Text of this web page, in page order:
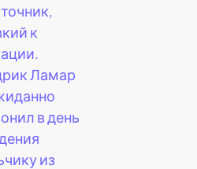
к
Ламар
в день
из